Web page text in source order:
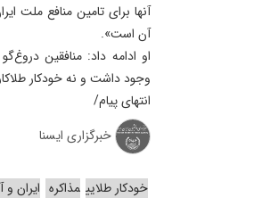
آنها برای تامین منافع ملت
آن است».
او ادامه داد: منافقین
وجود داشت و نه خودکار
انتهای پیام/
خبرگزاری ایسنا
خودکار طلایی مذاکره ایران و